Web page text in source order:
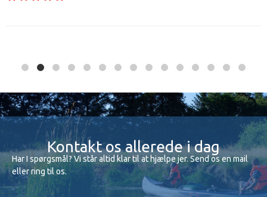
Kontakt os allerede i dag
Har I spørgsmål? Vi står altid klar til at hjælpe jer. Send os en mail
eller ring til os.